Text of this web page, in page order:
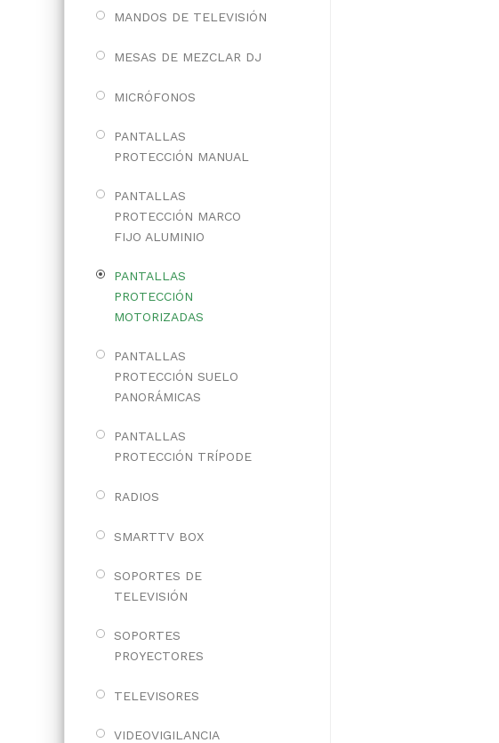
MANDOS DE TELEVISIÓN
MESAS DE MEZCLAR DJ
MICRÓFONOS
PANTALLAS
PROTECCIÓN MANUAL
PANTALLAS
PROTECCIÓN MARCO
FIJO ALUMINIO
PANTALLAS
PROTECCIÓN
MOTORIZADAS
PANTALLAS
PROTECCIÓN SUELO
PANORÁMICAS
PANTALLAS
PROTECCIÓN TRÍPODE
RADIOS
SMARTTV BOX
SOPORTES DE
TELEVISIÓN
SOPORTES
PROYECTORES
TELEVISORES
VIDEOVIGILANCIA